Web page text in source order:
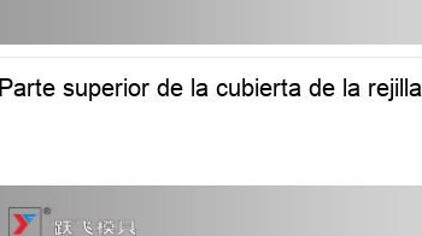
Parte superior de la cubierta de la rejilla